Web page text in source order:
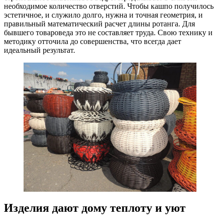
необходимое количество отверстий. Чтобы кашпо получилось
эстетичное, и служило долго, нужна и точная геометрия, и
правильный математический расчет длины ротанга. Для
бывшего товароведа это не составляет труда. Свою технику и
методику отточила до совершенства, что всегда дает
идеальный результат.
Изделия дают дому теплоту и уют